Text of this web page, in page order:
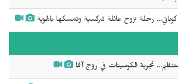
رحلة نزوح عائلة شركسية وتمسكها بالهوية
تجربة الكومينات في روج آفا